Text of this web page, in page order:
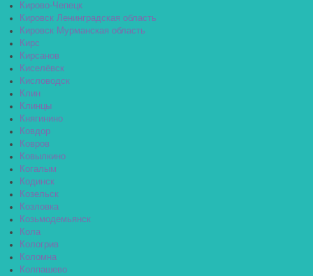
Кирово-Чепецк
Кировск Ленинградская область
Кировск Мурманская область
Кирс
Кирсанов
Киселёвск
Кисловодск
Клин
Клинцы
Княгинино
Ковдор
Ковров
Ковылкино
Когалым
Кодинск
Козельск
Козловка
Козьмодемьянск
Кола
Кологрив
Коломна
Колпашево